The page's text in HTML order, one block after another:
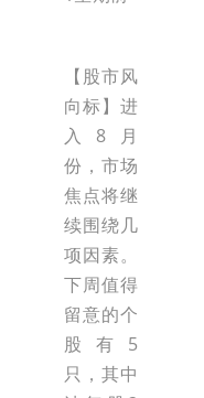
【股市风
向标】进
入8月
份，市场
焦点将继
续围绕几
项因素。
下周值得
留意的个
股有5
只，其中